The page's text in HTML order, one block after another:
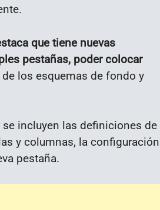
que tiene nuevas
pestañas, poder colocar
de los esquemas de fondo y
incluyen las definiciones de
y columnas, la configuración
pestaña.